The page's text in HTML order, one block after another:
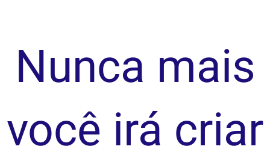
Nunca mais
você irá criar